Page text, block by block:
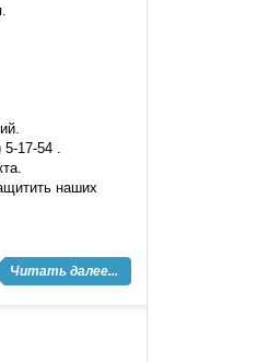
17-54 .
наших
Читать далее...